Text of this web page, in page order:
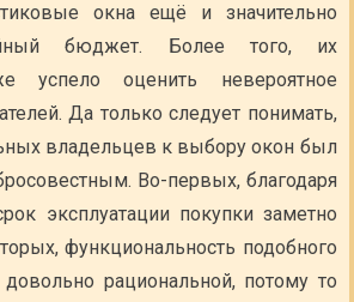
окна ещё и значительно
бюджет. Более того, их
успело оценить невероятное
Да только следует понимать,
владельцев к выбору окон был
Во-первых, благодаря
эксплуатации покупки заметно
функциональность подобного
рациональной, потому то